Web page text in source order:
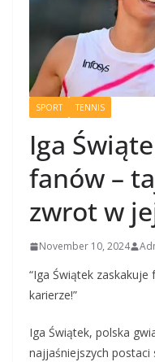
SPORT TENNIS
Iga
fanów –
zwrot w
November 10, 2024
“Iga Świątek
karierze!”
Iga Świątek, polska
najjaśniejszych postaci